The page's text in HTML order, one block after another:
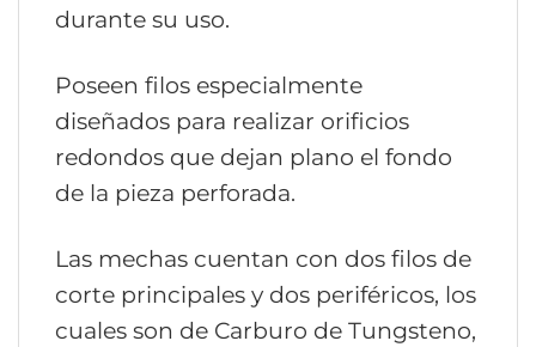
durante su uso.
Poseen filos especialmente
diseñados para realizar orificios
redondos que dejan plano el fondo
de la pieza perforada.
Las mechas cuentan con dos filos de
corte principales y dos periféricos, los
cuales son de Carburo de Tungsteno,